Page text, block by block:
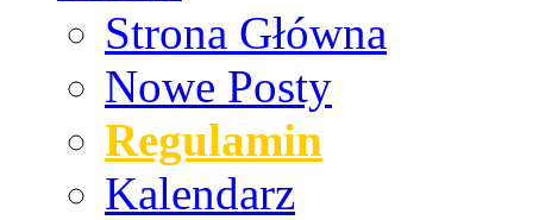
Strona Główna
Nowe Posty
Regulamin
Kalendarz